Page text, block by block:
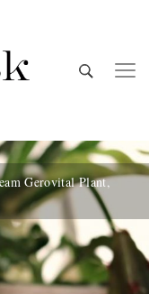
Gerovital Plant,